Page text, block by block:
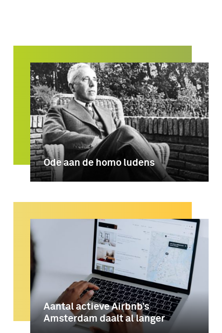
Ode aan de homo ludens
Aantal actieve Airbnb’s
Amsterdam daalt al langer